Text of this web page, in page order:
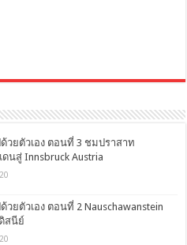
วยตัวเอง ตอนที่ 3 ชมปราสาท
นสู่ Innsbruck Austria
วยตัวเอง ตอนที่ 2 Nauschawanstein
สนีย์